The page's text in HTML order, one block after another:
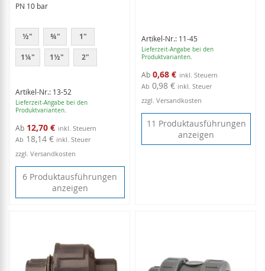
PN 10 bar
Artikel-Nr.: 13-52
Lieferzeit-Angabe bei den
Produktvarianten.
Ab 12,70 €
Ab 18,14 € inkl. Steuer
½" ¾" 1"
1¼" 1½" 2"
zzgl. Versandkosten
6 Produktausführungen
anzeigen
Artikel-Nr.: 11-45
Lieferzeit-Angabe bei den
Produktvarianten.
Ab 0,68 €
Ab 0,98 € inkl. Steuer
zzgl. Versandkosten
11 Produktausführungen
anzeigen